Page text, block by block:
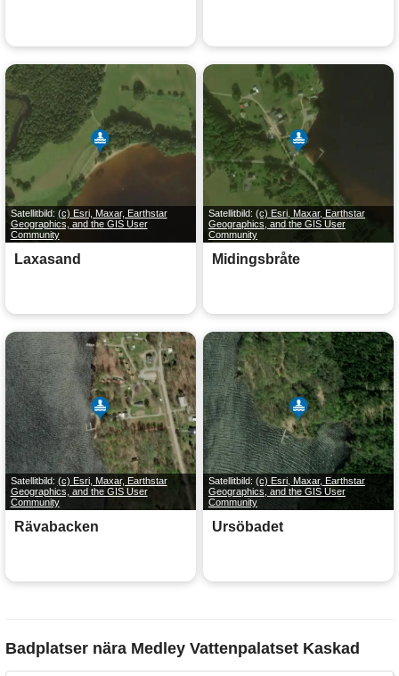
Satellitbild: (c) Esri, Maxar, Earthstar
Geographics, and the GIS User
Community
Laxasand
Satellitbild: (c) Esri, Maxar, Earthstar
Geographics, and the GIS User
Community
Midingsbråte
Satellitbild: (c) Esri, Maxar, Earthstar
Geographics, and the GIS User
Community
Rävabacken
Satellitbild: (c) Esri, Maxar, Earthstar
Geographics, and the GIS User
Community
Ursöbadet
Badplatser nära Medley Vattenpalatset Kaskad